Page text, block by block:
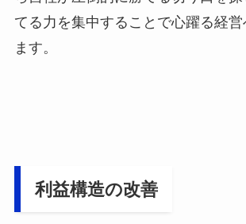
てる力を集中することで心躍る経営
ます。
利益構造の改善